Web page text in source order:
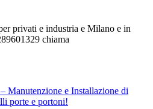
privati e industria e Milano e in
chiama
Manutenzione e Installazione di
porte e portoni!